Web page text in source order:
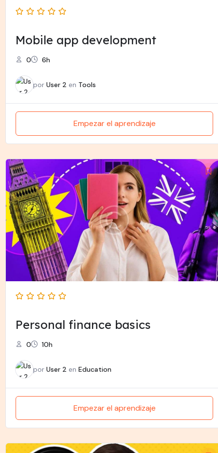
Mobile app development
0 6h
porUser 2 en Tools
Empezar el aprendizaje
Personal finance basics
0 10h
porUser 2 enEducation
Empezar el aprendizaje